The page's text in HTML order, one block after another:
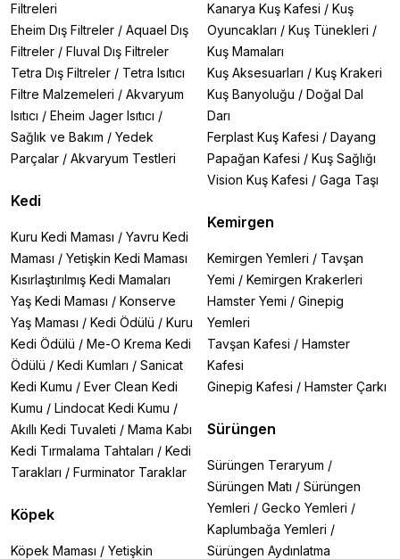
Makro tanecikli modeller
, uzun tüylü kedilerde
tüylerine yapışmayı önler.
Antibakteriyel formüller
, çok kedili evler için ekstra
hijyen sağlar.
Her İhtiyaca Uygun Ever Clean Çeşitleri
Ever Clean ürün gamı, kedinizin yaşına, tüy yapısına ve
tuvalet alışkanlıklarına göre çeşitlendirilmiştir:
Ever Clean Extra Strong
: Maksimum koku kontrolü
Ever Clean Multi Crystal
Ever Clean Fast Acting: Kokuyu temas anında yok
eden hızlı etkili formül.
Ever Clean Less Trail: Kumun dışarı taşınmasını
önleyen büyük taneli yapı.
Ever Clean Lavanta / Okyanus Esintili: Ferah ve hoş
kokularla doğal temizlik.
Ever Clean Kokusuz: Kokuya karşı hassas kediler ve
sahipleri için özel üretim.
Ekonomik ve Pratik Kullanım
Ever Clean kedi kumları:
6 Lt, 10 Lt gibifarklı paket seçenekleriyle
Ayda bir değişimle uzun ömürlü kullanım
Tek kedili ya da çok kedili evlerde ideal performans
Kedi tuvaletinin içine doğru miktarda kum ekleyerek
topaklanan bölgeleri günlük temizleyebilir, tam değişimi
ise ortalama 30 günde bir yaparak ekonomik bir
Filtreleri
Eheim Dış Filtreler / Aquael Dış
Filtreler / Fluval Dış Filtreler
Tetra Dış Filtreler / Tetra Isıtıcı
Filtre Malzemeleri / Akvaryum
Isıtıcı / Eheim Jager Isıtıcı /
Sağlık ve Bakım / Yedek
Parçalar / Akvaryum Testleri
Kedi
Kuru Kedi Maması / Yavru Kedi
Maması / Yetişkin Kedi Maması
Kısırlaştırılmış Kedi Mamaları
Yaş Kedi Maması / Konserve
Yaş Maması / Kedi Ödülü / Kuru
Kedi Ödülü / Me-O Krema Kedi
Ödülü / Kedi Kumları / Sanicat
Kedi Kumu / Ever Clean Kedi
Kumu / Lindocat Kedi Kumu /
Akıllı Kedi Tuvaleti / Mama Kabı
Kedi Tırmalama Tahtaları / Kedi
Tarakları / Furminator Taraklar
Köpek
Köpek Maması / Yetişkin
Kanarya Kuş Kafesi / Kuş
Oyuncakları / Kuş Tünekleri /
Kuş Mamaları
Kuş Aksesuarları / Kuş Krakeri
Kuş Banyoluğu / Doğal Dal
Darı
Ferplast Kuş Kafesi / Dayang
Papağan Kafesi / Kuş Sağlığı
Vision Kuş Kafesi / Gaga Taşı
Kemirgen
Kemirgen Yemleri / Tavşan
Yemi / Kemirgen Krakerleri
Hamster Yemi / Ginepig
Yemleri
Tavşan Kafesi / Hamster
Kafesi
Ginepig Kafesi / Hamster Çarkı
Sürüngen
Sürüngen Teraryum /
Sürüngen Matı / Sürüngen
Yemleri / Gecko Yemleri /
Kaplumbağa Yemleri /
Sürüngen Aydınlatma